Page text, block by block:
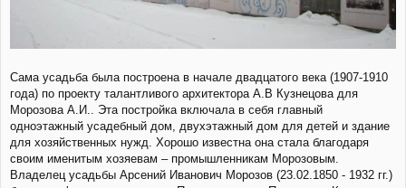
Сама усадьба была построена в начале двадцатого века (1907-1910
года) по проекту талантливого архитектора А.В Кузнецова для
Морозова А.И.. Эта постройка включала в себя главный
одноэтажный усадебный дом, двухэтажный дом для детей и здание
для хозяйственных нужд. Хорошо известна она стала благодаря
своим именитым хозяевам – промышленникам Морозовым.
Владелец усадьбы Арсений Иванович Морозов (23.02.1850 - 1932 гг.)